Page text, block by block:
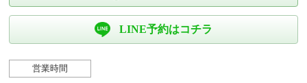
LINE予約はコチラ
営業時間